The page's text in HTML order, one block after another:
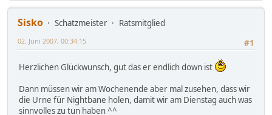
Sisko Schatzmeister
Ratsmitglied
#1
02. Juni 2007, 00:34:15
Herzlichen Glückwunsch, gut das er endlich down ist
Dann müssen wir am Wochenende aber mal zusehen, dass wir
die Urne für Nightbane holen, damit wir am Dienstag auch was
sinnvolles zu tun haben ^^